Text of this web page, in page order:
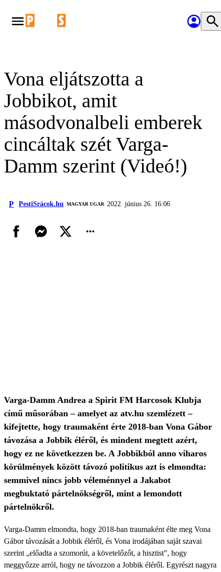
Vona eljátszotta a
Jobbikot, amit
másodvonalbeli emberek
cincáltak szét Varga-
Damm szerint (Videó!)
P PestiSrácok.hu MAGYAR UGAR 2022. június 26. 16:06
Varga-Damm Andrea a Spirit FM Harcosok Klubja
című műsorában – amelyet az atv.hu szemlézett –
kifejtette, hogy traumaként érte 2018-ban Vona Gábor
távozása a Jobbik éléről, és mindent megtett azért,
hogy ez ne következzen be. A Jobbikból anno viharos
körülmények között távozó politikus azt is elmondta:
semmivel nincs jobb véleménnyel a Jakabot
megbuktató pártelnökségről, mint a lemondott
pártelnökről.
Varga-Damm elmondta, hogy 2018-ban traumaként élte meg Vona
Gábor távozását a Jobbik éléről, és Vona irodájában saját szavai
szerint „előadta a szomorút, a követelőzőt, a hisztist”, hogy
meggyőzze arról, hogy ne távozzon a Jobbik éléről. Egyrészt nagyra